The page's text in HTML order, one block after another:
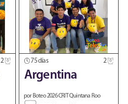
2 75 días 2
Argentina
por Boteo 2026 CRIT Quintana Roo